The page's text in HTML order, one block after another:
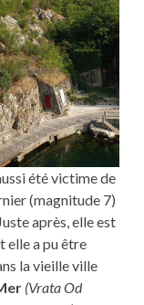
été victime de
(magnitude 7)
après, elle est
elle a pu être
la vieille ville
(Vrata Od